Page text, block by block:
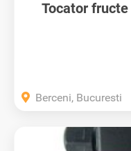
Tocator
Berceni, Bucuresti